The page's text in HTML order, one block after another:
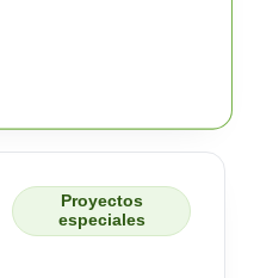
Proyectos
especiales